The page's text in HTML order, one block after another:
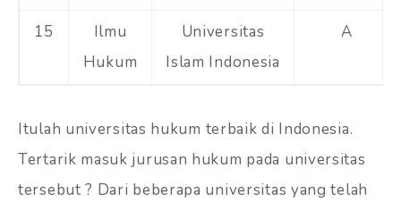
15
Ilmu
Hukum
Universitas
Islam Indonesia
A
Itulah universitas hukum terbaik di Indonesia.
Tertarik masuk jurusan hukum pada universitas
tersebut ? Dari beberapa universitas yang telah